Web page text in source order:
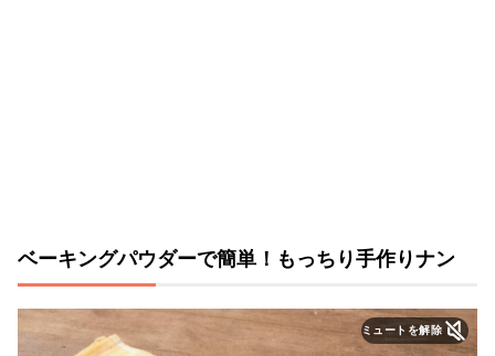
ベーキングパウダーで簡単！もっちり手作りナン
ミュートを解除